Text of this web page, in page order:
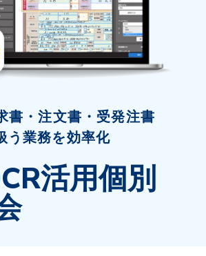
書・注文書・受発注書
う業務を効率化
活用個別